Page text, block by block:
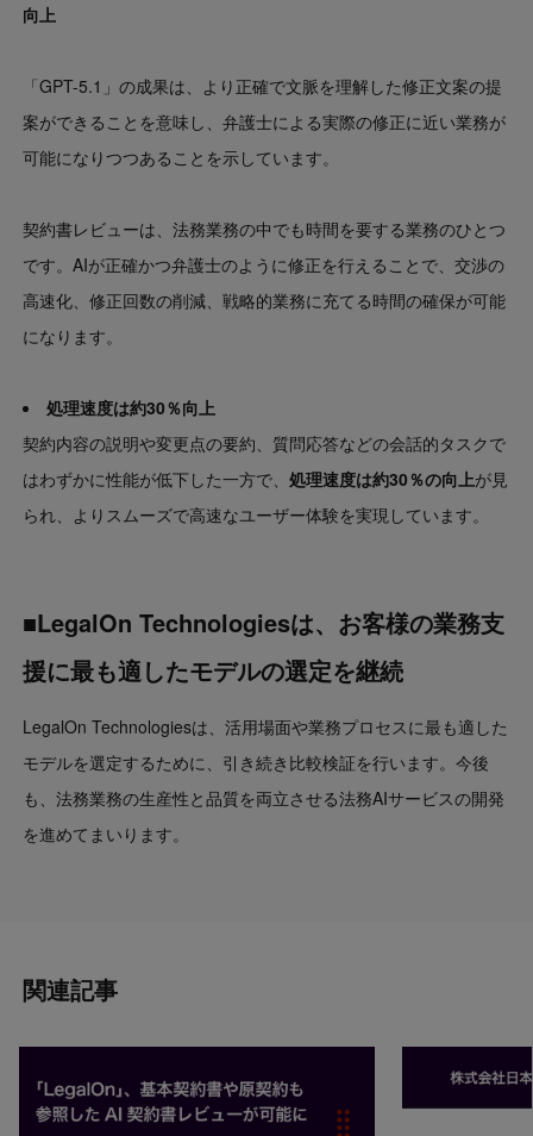
向上
「GPT-5.1」の成果は、より正確で文脈を理解した修正文案の提
案ができることを意味し、弁護士による実際の修正に近い業務が
可能になりつつあることを示しています。
契約書レビューは、法務業務の中でも時間を要する業務のひとつ
です。AIが正確かつ弁護士のように修正を行えることで、交渉の
高速化、修正回数の削減、戦略的業務に充てる時間の確保が可能
になります。
処理速度は約30％向上
契約内容の説明や変更点の要約、質問応答などの会話的タスクで
はわずかに性能が低下した一方で、処理速度は約30％の向上が見
られ、よりスムーズで高速なユーザー体験を実現しています。
■LegalOn Technologiesは、お客様の業務支
援に最も適したモデルの選定を継続
LegalOn Technologiesは、活用場面や業務プロセスに最も適した
モデルを選定するために、引き続き比較検証を行います。今後
も、法務業務の生産性と品質を両立させる法務AIサービスの開発
を進めてまいります。
関連記事